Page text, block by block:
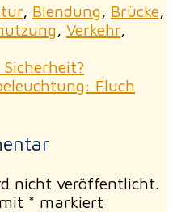
, Blendung, Brücke,
, Verkehr,
Fluch
nicht veröffentlicht.
* markiert